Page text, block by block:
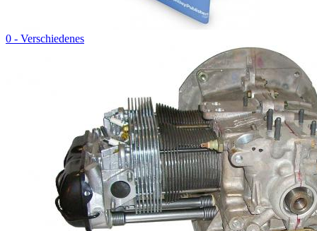
0 - Verschiedenes